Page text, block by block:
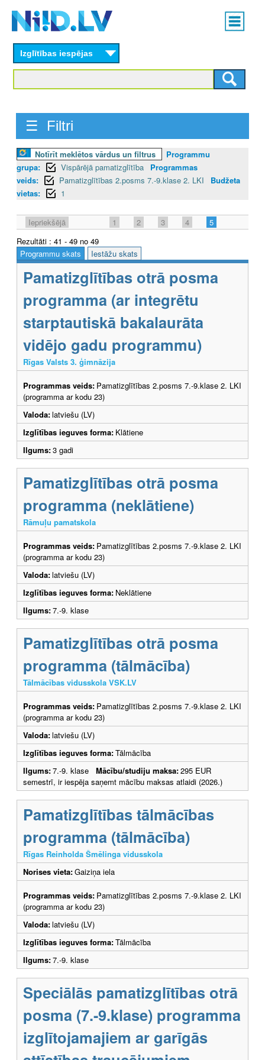
content
Main
menu
Izglītības iespējas
☰ Filtri
Notīrīt meklētos vārdus un filtrus
Programmu
grupa:
Vispārējā pamatizglītība
Programmas
veids:
Pamatizglītības 2.posms 7.-9.klase 2. LKI
Budžeta
vietas:
1
Iepriekšējā 1 2 3 4
5
Rezultāti : 41 - 49 no 49
Programmu skats
Iestāžu skats
Pamatizglītības otrā posma
programma (ar integrētu
starptautiskā bakalaurāta
vidējo gadu programmu)
Rīgas Valsts 3. ģimnāzija
Programmas veids: Pamatizglītības 2.posms 7.-9.klase 2. LKI
(programma ar kodu 23)
Valoda:latviešu (LV)
Izglītības ieguves forma: Klātiene
Ilgums:3 gadi
Pamatizglītības otrā posma
programma (neklātiene)
Rāmuļu pamatskola
Programmas veids: Pamatizglītības 2.posms 7.-9.klase 2. LKI
(programma ar kodu 23)
Valoda:latviešu (LV)
Izglītības ieguves forma: Neklātiene
Ilgums:7.-9. klase
Pamatizglītības otrā posma
programma (tālmācība)
Tālmācības vidusskola VSK.LV
Programmas veids: Pamatizglītības 2.posms 7.-9.klase 2. LKI
(programma ar kodu 23)
Valoda:latviešu (LV)
Izglītības ieguves forma:Tālmācība
Ilgums:7.-9. klase Mācību/studiju maksa:295 EUR
semestrī, ir iespēja saņemt mācību maksas atlaidi (2026.)
Pamatizglītības tālmācības
programma (tālmācība)
Rīgas Reinholda Šmēlinga vidusskola
Norises vieta:Gaiziņa iela
Programmas veids: Pamatizglītības 2.posms 7.-9.klase 2. LKI
(programma ar kodu 23)
Valoda:latviešu (LV)
Izglītības ieguves forma:Tālmācība
Ilgums:7.-9. klase
Speciālās pamatizglītības otrā
posma (7.-9.klase) programma
izglītojamajiem ar garīgās